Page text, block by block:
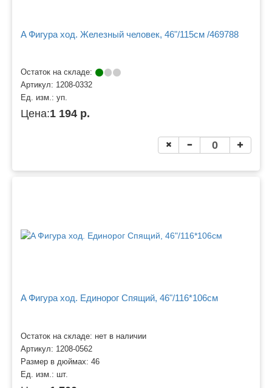
A Фигура ход. Железный человек, 46"/115см /469788
Остаток на складе:
Артикул: 1208-0332
Ед. изм.: уп.
Цена:1 194 р.
A Фигура ход. Единорог Спящий, 46"/116*106см
Остаток на складе: нет в наличии
Артикул: 1208-0562
Размер в дюймах: 46
Ед. изм.: шт.